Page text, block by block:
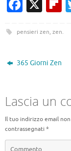
Fa
e
o
k
X
b
pensieri zen, zen.
365 Giorni Zen
Lascia un
Il tuo indirizzo email
contrassegnati *